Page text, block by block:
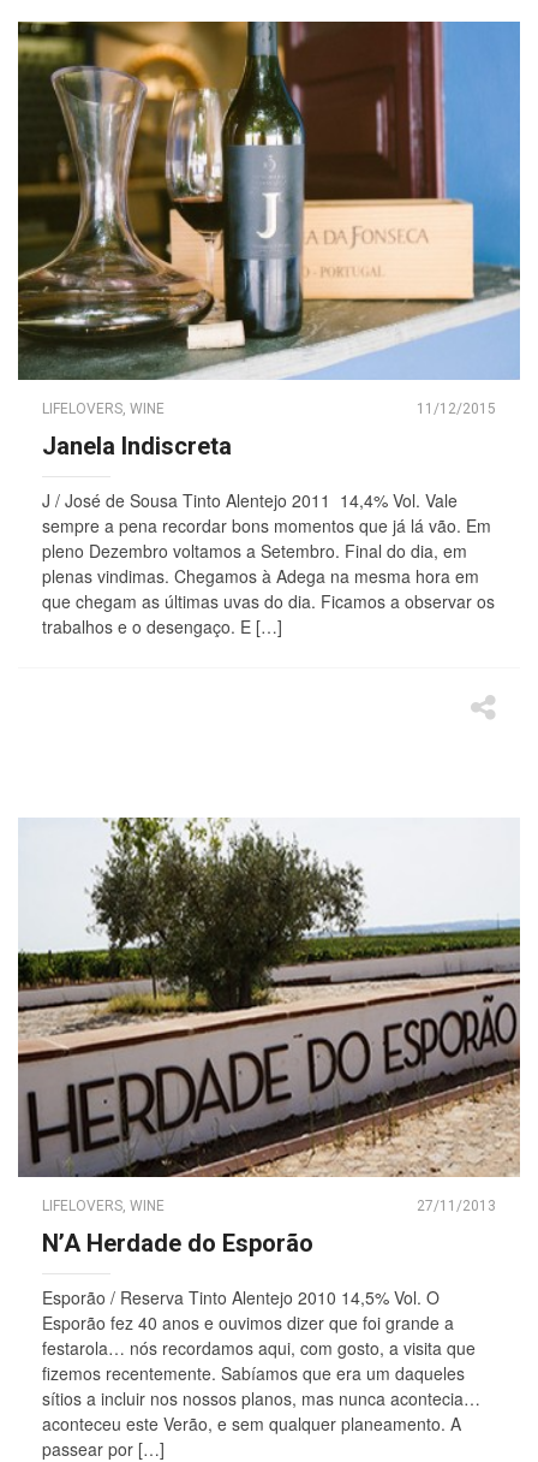
LIFELOVERS, WINE 11/12/2015
Janela Indiscreta
J / José de Sousa Tinto Alentejo 2011 14,4% Vol. Vale
sempre a pena recordar bons momentos que já lá vão. Em
pleno Dezembro voltamos a Setembro. Final do dia, em
plenas vindimas. Chegamos à Adega na mesma hora em
que chegam as últimas uvas do dia. Ficamos a observar os
trabalhos e o desengaço. E […]
LIFELOVERS WINE 27/11/2013
N’A Herdade do Esporão
Esporão / Reserva Tinto Alentejo 2010 14,5% Vol. O
Esporão fez 40 anos e ouvimos dizer que foi grande a
festarola… nós recordamos aqui, com gosto, a visita que
fizemos recentemente. Sabíamos que era um daqueles
sítios a incluir nos nossos planos, mas nunca acontecia…
aconteceu este Verão, e sem qualquer planeamento. A
passear por […]